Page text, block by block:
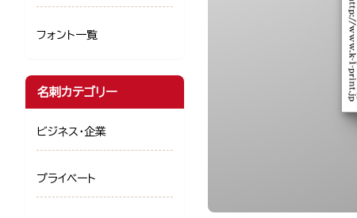
フォント一覧
名刺カテゴリー
ビジネス・企業
プライベート